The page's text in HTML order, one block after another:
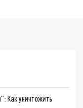
Как уничтожить